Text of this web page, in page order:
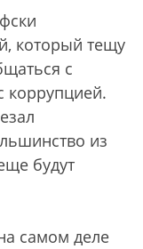
который тещу
с
коррупцией.
из
будут
самом деле